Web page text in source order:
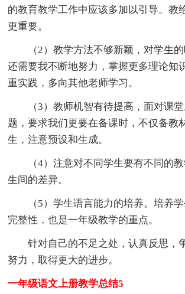
的教育教学工作中应该多加以引导。教
更重要。
（2）教学方法不够新颖，对学生的
还需要我不断地努力，掌握更多理论知
重实践，多向其他老师学习。
（3）教师机智有待提高，面对课堂
题，要求我们更要在备课时，不仅备教
生，注意预设和生成。
（4）注意对不同学生要有不同的教
生间的差异。
（5）学生语言能力的培养。培养学
完整性，也是一年级教学的重点。
针对自己的不足之处，认真反思，
努力，取得更大的进步。
一年级语文上册教学总结5